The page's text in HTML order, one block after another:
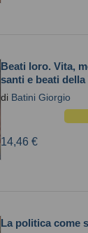
Beati loro. Vita,
santi e beati della
di Batini Giorgio
14,46 €
La politica come